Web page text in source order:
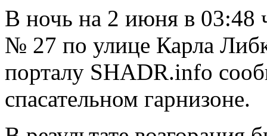
В ночь на 2 июня в 03:48
№ 27 по улице Карла
порталу SHADR.info
спасательном гарнизоне.